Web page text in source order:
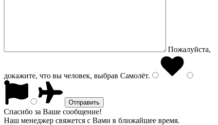
Пожалуйста,
докажите, что вы человек, выбрав Самолёт.
Спасибо за Ваше сообщение!
Наш менеджер свяжется с Вами в ближайшее время.